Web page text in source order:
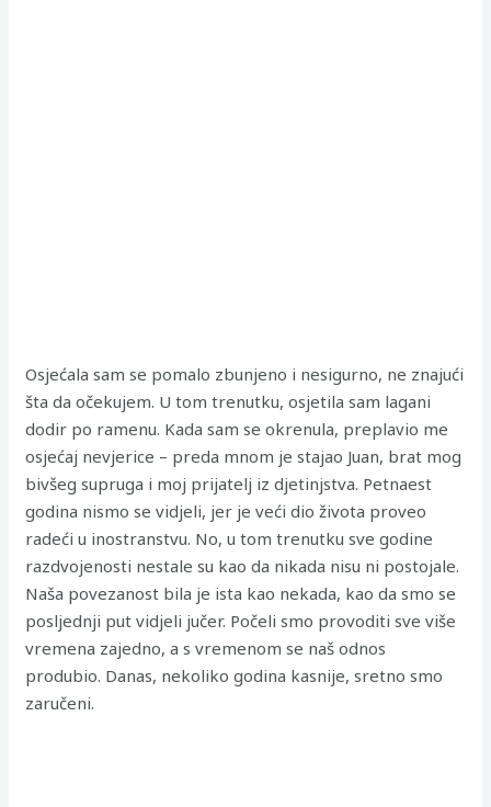
Osjećala sam se pomalo zbunjeno i nesigurno, ne znajući
šta da očekujem. U tom trenutku, osjetila sam lagani
dodir po ramenu. Kada sam se okrenula, preplavio me
osjećaj nevjerice – preda mnom je stajao Juan, brat mog
bivšeg supruga i moj prijatelj iz djetinjstva. Petnaest
godina nismo se vidjeli, jer je veći dio života proveo
radeći u inostranstvu. No, u tom trenutku sve godine
razdvojenosti nestale su kao da nikada nisu ni postojale.
Naša povezanost bila je ista kao nekada, kao da smo se
posljednji put vidjeli jučer. Počeli smo provoditi sve više
vremena zajedno, a s vremenom se naš odnos
produbio. Danas, nekoliko godina kasnije, sretno smo
zaručeni.